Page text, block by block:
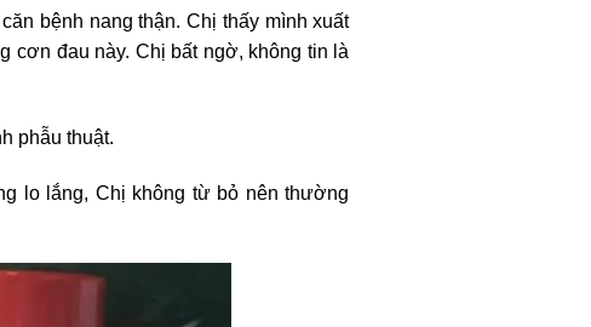
bệnh nang thận. Chị thấy mình xuất
cơn đau này. Chị bất ngờ, không tin là
phẫu thuật.
lo lắng, Chị không từ bỏ nên thường